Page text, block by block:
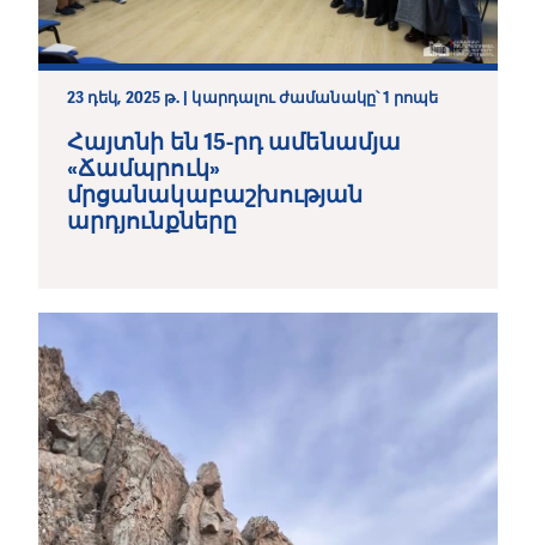
23 դեկ, 2025 թ. | կարդալու ժամանակը՝ 1 րոպե
Հայտնի են 15-րդ ամենամյա
«Ճամպրուկ»
մրցանակաբաշխության
արդյունքները